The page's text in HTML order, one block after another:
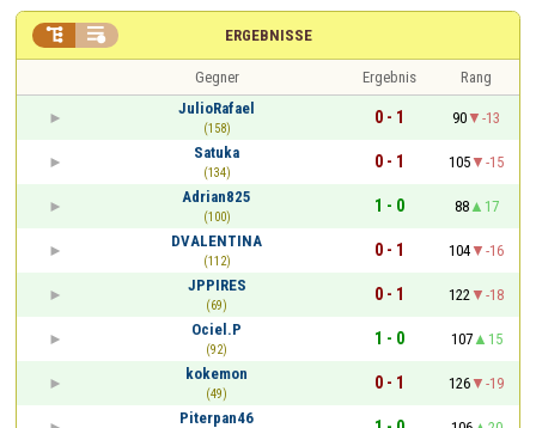
ERGEBNISSE
 
Gegner Ergebnis
Rang
JulioRafael
(158)
0 - 1 90
-13
Satuka
(134)
0 - 1 105
-15
Adrian825
(100)
1 - 0 88
17
DVALENTINA
(112)
0 - 1 104
-16
JPPIRES
(69)
0 - 1 122
-18
Ociel.P
(92)
1 - 0 107
15
kokemon
(49)
0 - 1 126
-19
Piterpan46